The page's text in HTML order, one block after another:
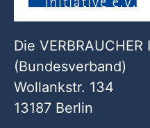
Die VERBRAUCHER
(Bundesverband)
Wollankstr. 134
13187 Berlin